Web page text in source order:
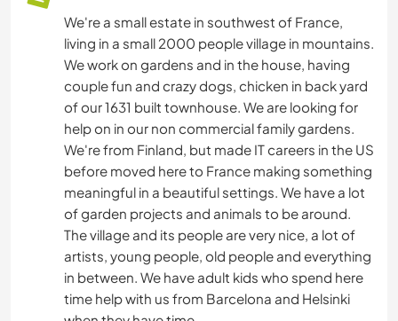
We're a small estate in southwest of France,
living in a small 2000 people village in mountains.
We work on gardens and in the house, having
couple fun and crazy dogs, chicken in back yard
of our 1631 built townhouse. We are looking for
help on in our non commercial family gardens.
We're from Finland, but made IT careers in the US
before moved here to France making something
meaningful in a beautiful settings. We have a lot
of garden projects and animals to be around.
The village and its people are very nice, a lot of
artists, young people, old people and everything
in between. We have adult kids who spend here
time help with us from Barcelona and Helsinki